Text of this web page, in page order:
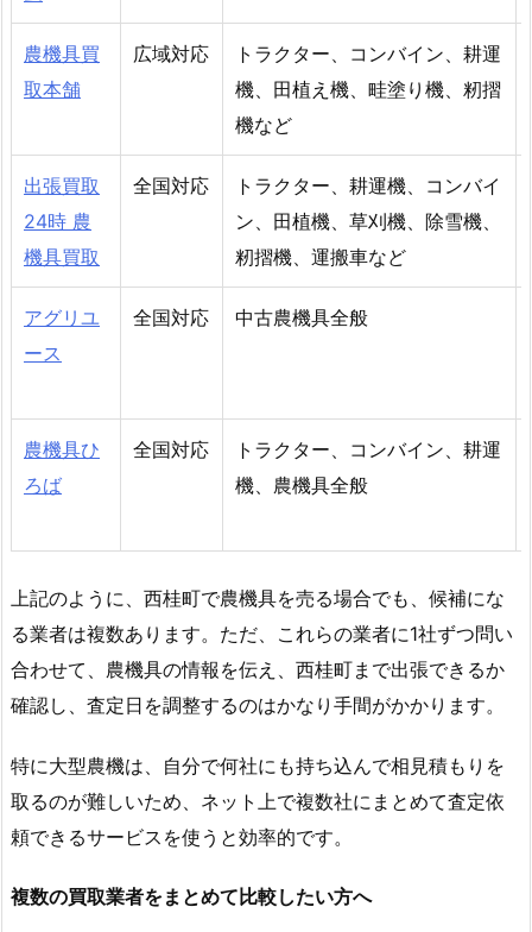
農機具買
取本舗
広域対応
トラクター、コンバイン、耕運
機、田植え機、畦塗り機、籾摺
機など
出張買取
24時 農
機具買取
全国対応
トラクター、耕運機、コンバイ
ン、田植機、草刈機、除雪機、
籾摺機、運搬車など
アグリユ
ース
全国対応 中古農機具全般
農機具ひ
ろば
全国対応
トラクター、コンバイン、耕運
機、農機具全般
上記のように、西桂町で農機具を売る場合でも、候補にな
る業者は複数あります。ただ、これらの業者に1社ずつ問い
合わせて、農機具の情報を伝え、西桂町まで出張できるか
確認し、査定日を調整するのはかなり手間がかかります。
特に大型農機は、自分で何社にも持ち込んで相見積もりを
取るのが難しいため、ネット上で複数社にまとめて査定依
頼できるサービスを使うと効率的です。
複数の買取業者をまとめて比較したい方へ